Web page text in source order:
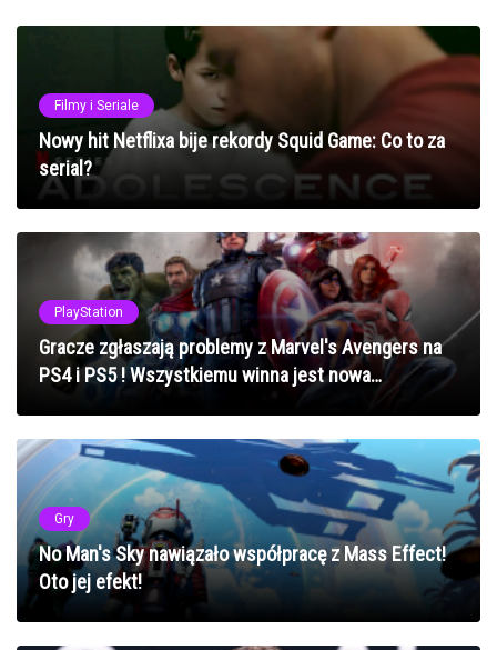
Filmy i Seriale
Nowy hit Netflixa bije rekordy Squid Game: Co to za
serial?
PlayStation
Gracze zgłaszają problemy z Marvel's Avengers na
PS4 i PS5 ! Wszystkiemu winna jest nowa
Gry
No Man's Sky nawiązało współpracę z Mass Effect!
Oto jej efekt!